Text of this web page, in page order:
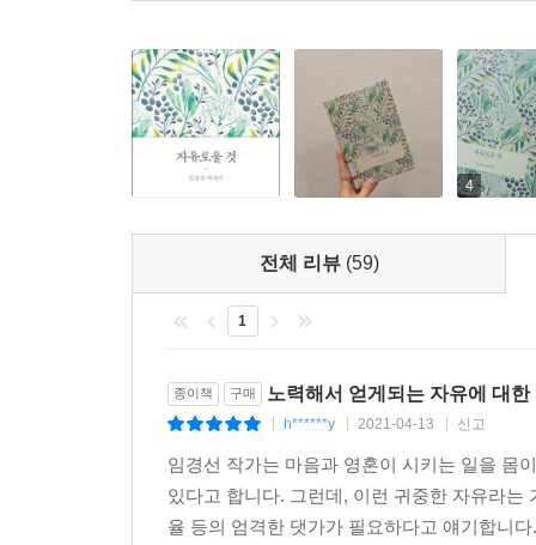
전제가 되어야만 한다. 험한 대가를 치러야 하더
_「서문」에서
4
전체 리뷰 (59)
1
종이책 구매 노력해서 얻게되는 자유에 대한
h******y 2021-04-13 신고
임경선 작가는 마음과 영혼이 시키는 일을 몸
있다고 합니다. 그런데, 이런 귀중한 자유라
율 등의 엄격한 댓가가 필요하다고 얘기합니